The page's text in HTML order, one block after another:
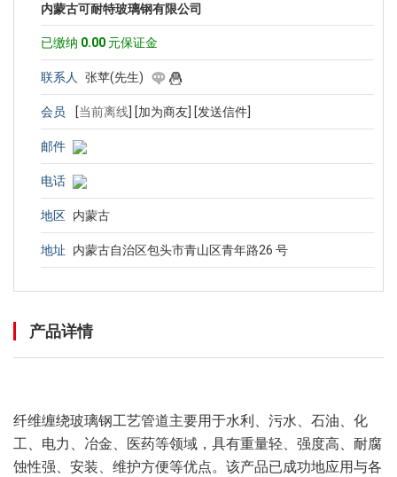
内蒙古可耐特玻璃钢有限公司
已缴纳 0.00 元保证金
联系人 张苹(先生)
会员 [当前离线 [加为商友] [发送信件]
邮件
电话
地区 内蒙古
地址 内蒙古自治区包头市青山区青年路26 号
产品详情
纤维缠绕玻璃钢工艺管道主要用于水利、污水、石油、化
工、电力、冶金、医药等领域，具有重量轻、强度高、耐腐
蚀性强、安装、维护方便等优点。该产品已成功地应用与各